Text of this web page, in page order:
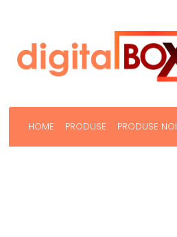
HOME PRODUSE PRODUSE NOI